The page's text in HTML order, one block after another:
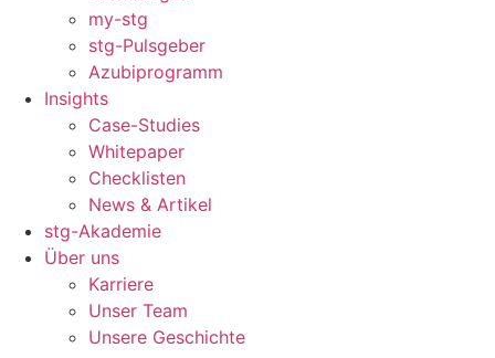
my-stg
stg-Pulsgeber
Azubiprogramm
Insights
Case-Studies
Whitepaper
Checklisten
News & Artikel
stg-Akademie
Über uns
Karriere
Unser Team
Unsere Geschichte